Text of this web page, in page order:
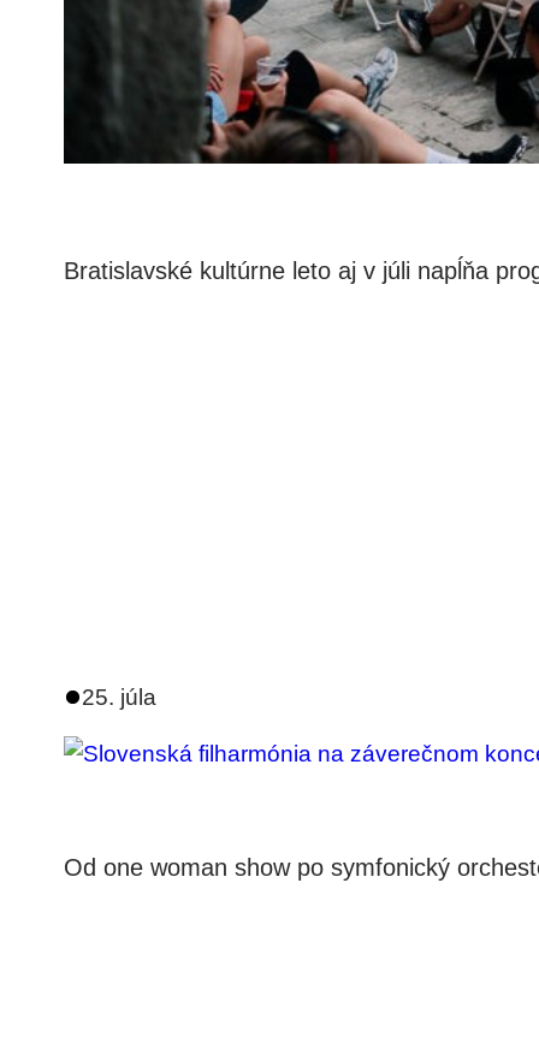
Bratislavské kultúrne leto aj v júli napĺňa
25. júla
Od one woman show po symfonický